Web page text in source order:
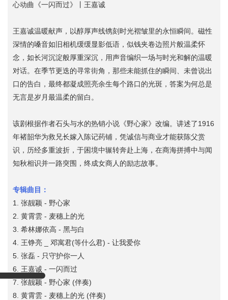
心动曲《一闪而过》丨王嘉诚
王嘉诚温暖献声，以醇厚声线镌刻时光褶皱里的永恒瞬间。磁性
深情的嗓音如旧相机缓缓显影低语，似钱夹卷边照片般温柔怀
念，如长河沉淀般厚重深沉，用声音编织一场与时光和解的温暖
对话。在季节更迭的寻常街角，那些未能抓住的瞬间、未曾说出
口的告白，最终都凝成照亮余生每个路口的光斑，答案为何总是
无言是岁月最温柔的留白。
该剧根据作者石头与水的热销小说《野心家》改编。讲述了1916
年褚韶华为救兄长嫁入陈记药铺，凭诚信与商业才能获陈父赏
识，历经多重波折，于困境中辗转奔赴上海，在商海拼搏中与闻
知秋相识并一路突围，终成女商人的励志故事。
专辑曲目：
1. 张靓颖 - 野心家
2. 黄霄雲 - 麦穗上的光
3. 希林娜依高 - 黑与白
4. 王铮亮 _ 邓寓君(等什么君) - 让我爱你
5. 张磊 - 只守护你一人
6. 王嘉诚 - 一闪而过
7. 张靓颖 - 野心家 (伴奏)
8. 黄霄雲 - 麦穗上的光 (伴奏)